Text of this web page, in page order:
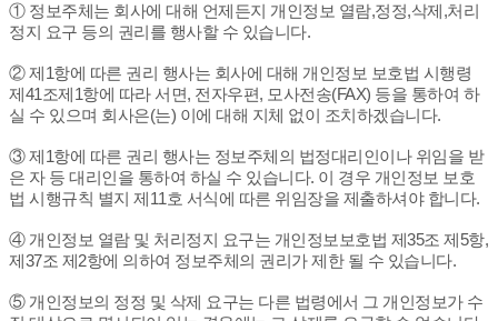
① 정보주체는 회사에 대해 언제든지 개인정보 열람,정정,삭제,처리
정지 요구 등의 권리를 행사할 수 있습니다.
② 제1항에 따른 권리 행사는 회사에 대해 개인정보 보호법 시행령
제41조제1항에 따라 서면, 전자우편, 모사전송(FAX) 등을 통하여 하
실 수 있으며 회사은(는) 이에 대해 지체 없이 조치하겠습니다.
③ 제1항에 따른 권리 행사는 정보주체의 법정대리인이나 위임을 받
은 자 등 대리인을 통하여 하실 수 있습니다. 이 경우 개인정보 보호
법 시행규칙 별지 제11호 서식에 따른 위임장을 제출하셔야 합니다.
④ 개인정보 열람 및 처리정지 요구는 개인정보보호법 제35조 제5항,
제37조 제2항에 의하여 정보주체의 권리가 제한 될 수 있습니다.
⑤ 개인정보의 정정 및 삭제 요구는 다른 법령에서 그 개인정보가 수